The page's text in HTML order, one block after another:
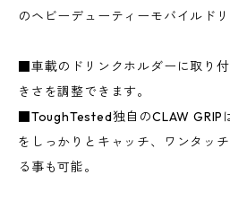
のヘビーデューティーモバイルド
■車載のドリンクホルダーに取り
きさを調整できます。
■ToughTested独自のCLAW GRIP
をしっかりとキャッチ、ワンタッ
る事も可能。